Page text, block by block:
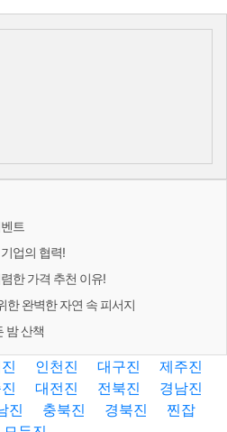
트
업의 협력!
한 가격 추천 이유!
한 완벽한 자연 속 피서지
밤 산책
인천진 대구진
제주진
대전진 전북진
경남진
진 충북진 경북진
찐잡